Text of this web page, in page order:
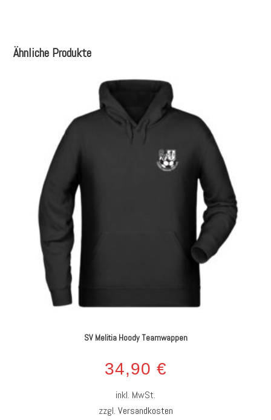
Ähnliche Produkte
SV Melitia Hoody Teamwappen
34,90 €
inkl. MwSt.
zzgl. Versandkosten